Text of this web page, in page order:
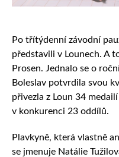
Po třítýdenní závodní
představili v Lounech. A
Prosen. Jednalo se o
Boleslav potvrdila svou
přivezla z Loun 34
v konkurenci 23 oddílů.
Plavkyně, která vlastně
se jmenuje Natálie